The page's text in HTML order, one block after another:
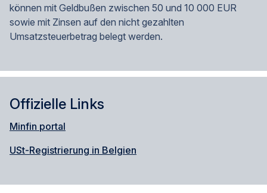
können mit Geldbußen zwischen 50 und 10 000 EUR
sowie mit Zinsen auf den nicht gezahlten
Umsatzsteuerbetrag belegt werden.
Offizielle Links
Minfin portal
USt-Registrierung in Belgien